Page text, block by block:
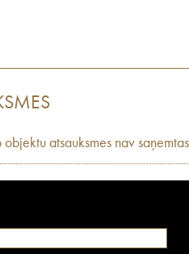
objektu atsauksmes nav saņemtas